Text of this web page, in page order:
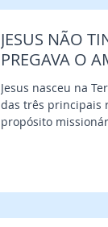
JESUS NÃO
PREGAVA O
Jesus nasceu na
das três principais
propósito